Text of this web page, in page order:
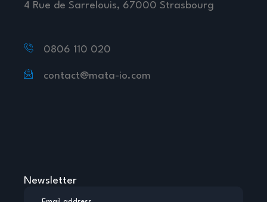
4 Rue de Sarrelouis, 67000 Strasbourg
0806 110 020
contact@mata-io.com
Newsletter